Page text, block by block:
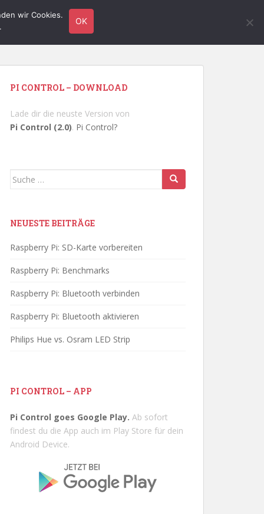
TUTORIALS HARDWARE
PI CONTROL – DOWNLOAD
Lade dir die neuste Version von
Pi Control (2.0). Pi Control?
Suche
NEUESTE BEITRÄGE
Raspberry Pi: SD-Karte vorbereiten
Raspberry Pi: Benchmarks
Raspberry Pi: Bluetooth verbinden
Raspberry Pi: Bluetooth aktivieren
Philips Hue vs. Osram LED Strip
PI CONTROL – APP
Pi Control goes Google Play. Ab sofort
findest du die App auch im Play Store für dein
Android Device.
wir Cookies.
OK